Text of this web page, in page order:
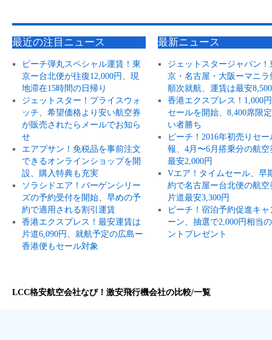
最近の注目ニュース
ピーチ弾丸スペシャル運賃！東
京ー台北便が往復12,000円、現
地滞在15時間の日帰り
ジェットスター！プライスウォ
ッチ、希望価格より安い航空券
が販売されたらメールでお知ら
せ
エアプサン！免税品を事前注文
できるオンラインショップを開
設、購入特典も充実
ソラシドエア！バーゲンシリー
ズの予約受付を開始、早めの予
約で適用される割引運賃
香港エクスプレス！最安運賃は
片道6,090円、就航予定の広島ー
香港便もセール対象
最新ニュース
ジェットスタージャパン！
京・名古屋・大阪ーマニラ
順次就航、運賃は最安
香港エクスプレス！1,000
セールを開始、8,400席限
い者勝ち
ピーチ！2016年初売りセー
報、4月〜6月搭乗分の航空
最安2,000円
Vエア！タイムセール、早
約で名古屋ー台北便の航空
片道最安3,300円
ピーチ！宿泊予約促進キャ
ーン、抽選で2,000円相当
ントプレゼント
LCC格安航空会社なび！激安飛行機会社の比較/一覧